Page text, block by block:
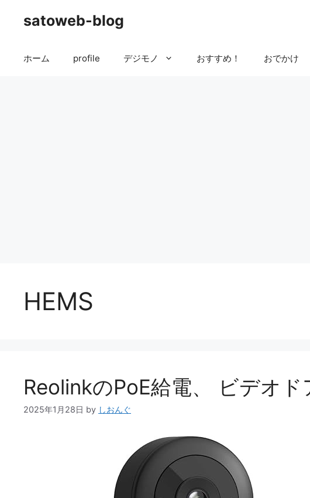
satoweb-blog
ホーム profile デジモノ おすすめ！ おでかけ
HEMS
ReolinkのPoE給電、 ビデオド
2025年1月28日 by しおんぐ